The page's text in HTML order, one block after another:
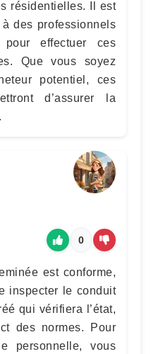
résidentielles. Il est
des professionnels
effectuer ces
Que vous soyez
potentiel, ces
d’assurer la
0
est conforme,
inspecter le conduit
qui vérifiera l’état,
des normes. Pour
personnelle, vous